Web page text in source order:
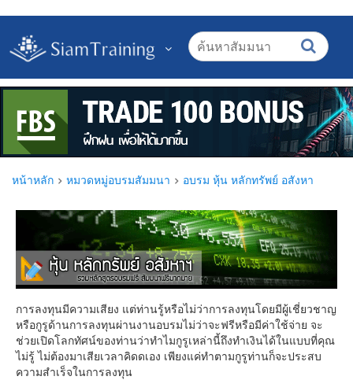
หน้าหลัก หมวดหมู่อบรมสัมมนา อบรม หุ้น หลักทรัพย์ อสังหา
การลงทุนมีความเสียง แต่ท่านรู้หรือไม่ว่าการลงทุนโดยมีผู้เชี่ยวชาญ
หรือกูรูด้านการลงทุนผ่านงานอบรมไม่ว่าจะฟรีหรือมีค่าใช้จ่าย จะ
ช่วยเปิดโลกทัศน์ของท่านว่าทำไมกูรูเหล่านี้ถึงทำเงินได้ในแบบที่คุณ
ไม่รู้ ไม่ต้องมาเสียเวลาคิดดเอง เพียงแค่ทำตามกูรูท่านก็จะประสบ
ความสำเร็จในการลงทุน